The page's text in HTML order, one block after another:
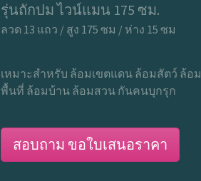
รุ่นถักปม ไวน์แมน 175 ซม.
ลวด 13 แถว / สูง 175 ซม / ห่าง 15 ซม
เหมาะสำหรับ ล้อมเขตแดน ล้อมสัตว์ ล้อม
พื้นที่ ล้อมบ้าน ล้อมสวน กันคนบุกรุก
สอบถาม ขอใบเสนอราคา